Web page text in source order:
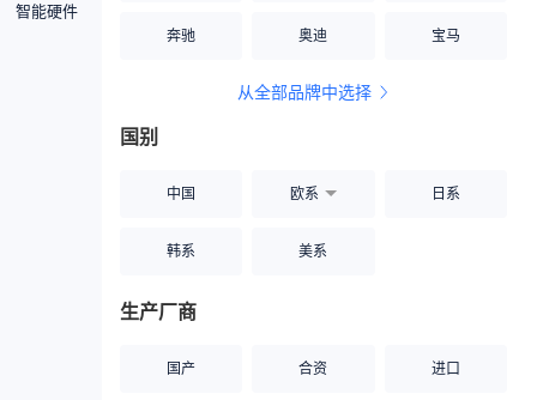
智能硬件
奔驰 奥迪 宝马
从全部品牌中选择
国别
中国 欧系 日系
韩系 美系
生产厂商
国产 合资 进口